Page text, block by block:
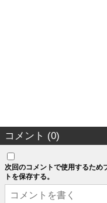
コメント (0)
次回のコメントで使用するため
トを保存する。